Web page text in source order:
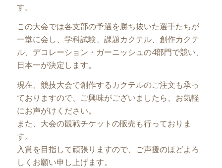
す。
この大会では各支部の予選を勝ち抜いた選手たちが
一堂に会し、学科試験、課題カクテル、創作カクテ
ル、デコレーション・ガーニッシュの4部門で競い、
日本一が決定します。
現在、競技大会で創作するカクテルのご注文も承っ
ておりますので、ご興味がございましたら、お気軽
にお声がけください。
また、大会の観戦チケットの販売も行っておりま
す。
入賞を目指して頑張りますので、ご声援のほどよろ
しくお願い申し上げます。